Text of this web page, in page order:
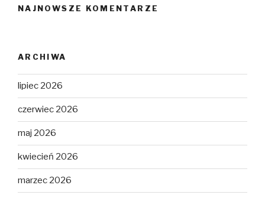
NAJNOWSZE KOMENTARZE
ARCHIWA
lipiec 2026
czerwiec 2026
maj 2026
kwiecień 2026
marzec 2026